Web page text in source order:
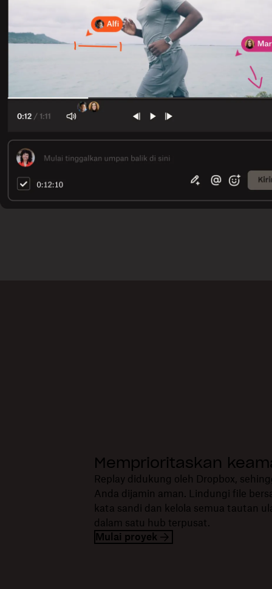
Memprioritaskan
Replay didukung oleh Dropbox,
Anda dijamin aman. Lindungi file
kata sandi dan kelola semua tautan
dalam satu hub terpusat.
Mulai proyek